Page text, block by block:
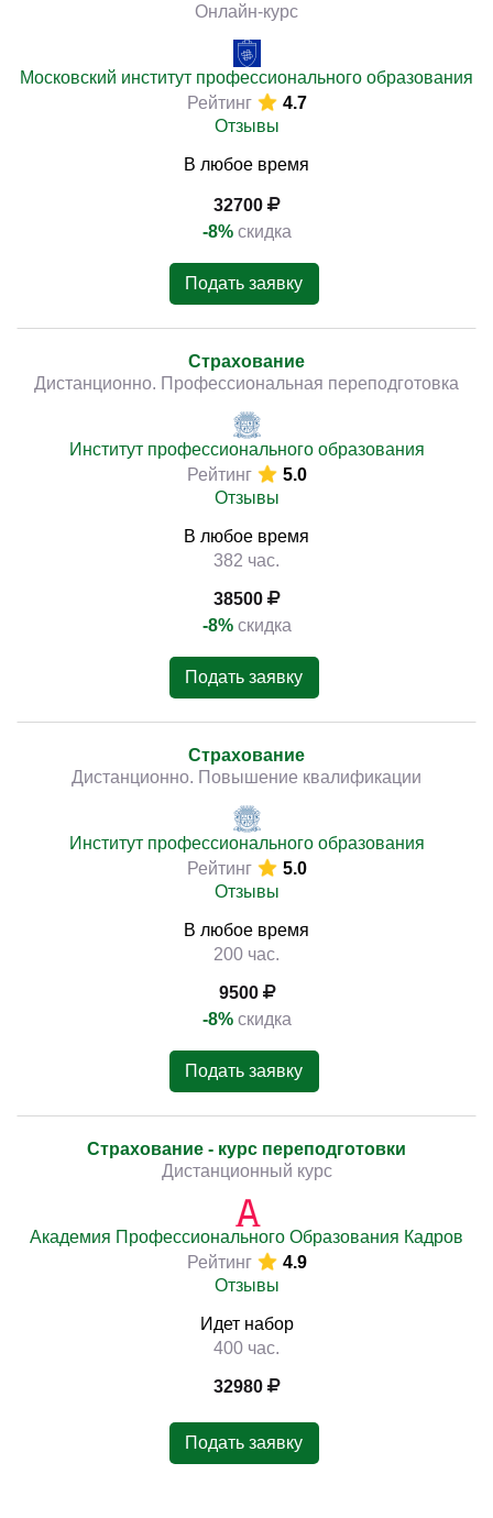
Онлайн-курс
Московский институт профессионального образования
Рейтинг
4.7
Отзывы
В любое время
32700
-8% скидка
Подать заявку
Страхование
Дистанционно. Профессиональная переподготовка
Институт профессионального образования
Рейтинг
5.0
Отзывы
В любое время
382 час.
38500
-8% скидка
Подать заявку
Страхование
Дистанционно. Повышение квалификации
Институт профессионального образования
Рейтинг
5.0
Отзывы
В любое время
200 час.
9500
-8% скидка
Подать заявку
Страхование - курс переподготовки
Дистанционный курс
Академия Профессионального Образования Кадров
Рейтинг
4.9
Отзывы
Идет набор
400 час.
32980
Подать заявку